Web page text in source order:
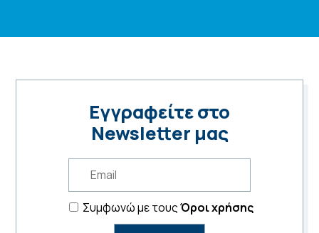
Εγγραφείτε στο
Newsletter μας
Συμφωνώ με τουςΌροι χρήσης